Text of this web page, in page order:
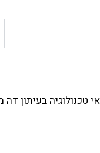
טכנולוגיה בעיתון